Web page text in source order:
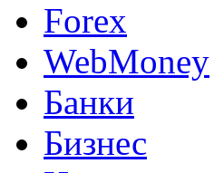
Forex
WebMoney
Банки
Бизнес